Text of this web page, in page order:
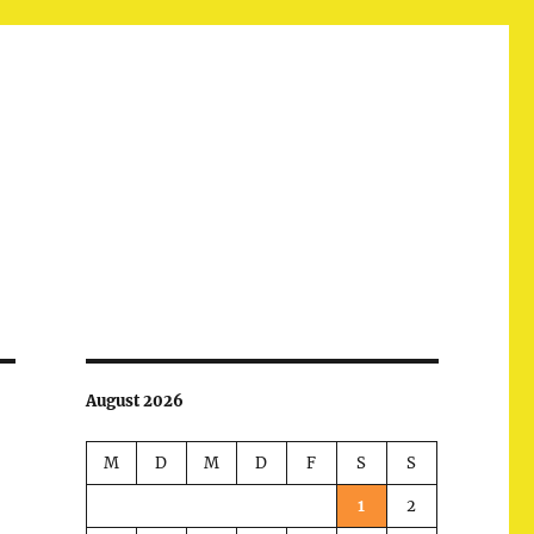
August 2026
M D M D F S S
1 2